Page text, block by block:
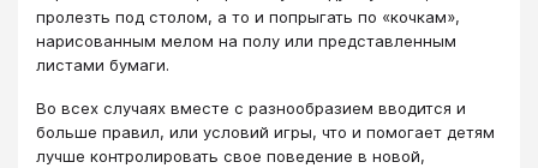
пролезть под столом, а то и попрыгать по «кочкам»,
нарисованным мелом на полу или представленным
листами бумаги.
Во всех случаях вместе с разнообразием вводится и
больше правил, или условий игры, что и помогает детям
лучше контролировать свое поведение в новой,